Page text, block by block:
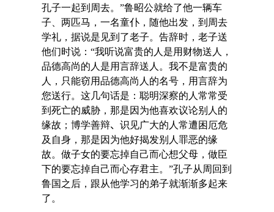
孔子一起到周去。”鲁昭公就给了他一辆车
子、两匹马，一名童仆，随他出发，到周去
学礼，据说是见到了老子。告辞时，老子送
他们时说：“我听说富贵的人是用财物送人，
品德高尚的人是用言辞送人。我不是富贵的
人，只能窃用品德高尚人的名号，用言辞为
您送行。这几句话是：聪明深察的人常常受
到死亡的威胁，那是因为他喜欢议论别人的
缘故；博学善辩、 识见广大的人常遭困厄危
及自身，那是因为他好揭发别人罪恶的缘
故。做子女的要忘掉自己而心想父母，做臣
下的要忘掉自己而心存君主。”孔子从周回到
鲁国之后，跟从他学习的弟子就渐渐多起来
了。